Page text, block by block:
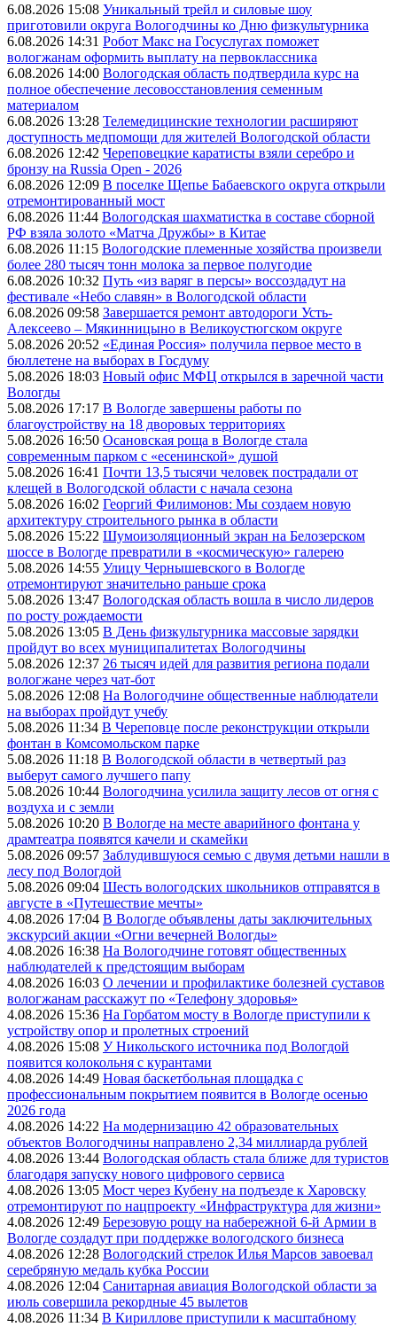
6.08.2026 15:08 Уникальный трейл и силовые шоу
приготовили округа Вологодчины ко Дню физкультурника
6.08.2026 14:31 Робот Макс на Госуслугах поможет
вологжанам оформить выплату на первоклассника
6.08.2026 14:00 Вологодская область подтвердила курс на
полное обеспечение лесовосстановления семенным
материалом
6.08.2026 13:28 Телемедицинские технологии расширяют
доступность медпомощи для жителей Вологодской области
6.08.2026 12:42 Череповецкие каратисты взяли серебро и
бронзу на Russia Open - 2026
6.08.2026 12:09 В поселке Щепье Бабаевского округа открыли
отремонтированный мост
6.08.2026 11:44 Вологодская шахматистка в составе сборной
РФ взяла золото «Матча Дружбы» в Китае
6.08.2026 11:15 Вологодские племенные хозяйства произвели
более 280 тысяч тонн молока за первое полугодие
6.08.2026 10:32 Путь «из варяг в персы» воссоздадут на
фестивале «Небо славян» в Вологодской области
6.08.2026 09:58 Завершается ремонт автодороги Усть-
Алексеево – Мякинницыно в Великоустюгском округе
5.08.2026 20:52 «Единая Россия» получила первое место в
бюллетене на выборах в Госдуму
5.08.2026 18:03 Новый офис МФЦ открылся в заречной части
Вологды
5.08.2026 17:17 В Вологде завершены работы по
благоустройству на 18 дворовых территориях
5.08.2026 16:50 Осановская роща в Вологде стала
современным парком с «есенинской» душой
5.08.2026 16:41 Почти 13,5 тысячи человек пострадали от
клещей в Вологодской области с начала сезона
5.08.2026 16:02 Георгий Филимонов: Мы создаем новую
архитектуру строительного рынка в области
5.08.2026 15:22 Шумоизоляционный экран на Белозерском
шоссе в Вологде превратили в «космическую» галерею
5.08.2026 14:55 Улицу Чернышевского в Вологде
отремонтируют значительно раньше срока
5.08.2026 13:47 Вологодская область вошла в число лидеров
по росту рождаемости
5.08.2026 13:05 В День физкультурника массовые зарядки
пройдут во всех муниципалитетах Вологодчины
5.08.2026 12:37 26 тысяч идей для развития региона подали
вологжане через чат-бот
5.08.2026 12:08 На Вологодчине общественные наблюдатели
на выборах пройдут учебу
5.08.2026 11:34 В Череповце после реконструкции открыли
фонтан в Комсомольском парке
5.08.2026 11:18 В Вологодской области в четвертый раз
выберут самого лучшего папу
5.08.2026 10:44 Вологодчина усилила защиту лесов от огня с
воздуха и с земли
5.08.2026 10:20 В Вологде на месте аварийного фонтана у
драмтеатра появятся качели и скамейки
5.08.2026 09:57 Заблудившуюся семью с двумя детьми нашли в
лесу под Вологдой
5.08.2026 09:04 Шесть вологодских школьников отправятся в
августе в «Путешествие мечты»
4.08.2026 17:04 В Вологде объявлены даты заключительных
экскурсий акции «Огни вечерней Вологды»
4.08.2026 16:38 На Вологодчине готовят общественных
наблюдателей к предстоящим выборам
4.08.2026 16:03 О лечении и профилактике болезней суставов
вологжанам расскажут по «Телефону здоровья»
4.08.2026 15:36 На Горбатом мосту в Вологде приступили к
устройству опор и пролетных строений
4.08.2026 15:08 У Никольского источника под Вологдой
появится колокольня с курантами
4.08.2026 14:49 Новая баскетбольная площадка с
профессиональным покрытием появится в Вологде осенью
2026 года
4.08.2026 14:22 На модернизацию 42 образовательных
объектов Вологодчины направлено 2,34 миллиарда рублей
4.08.2026 13:44 Вологодская область стала ближе для туристов
благодаря запуску нового цифрового сервиса
4.08.2026 13:05 Мост через Кубену на подъезде к Харовску
отремонтируют по нацпроекту «Инфраструктура для жизни»
4.08.2026 12:49 Березовую рощу на набережной 6-й Армии в
Вологде создадут при поддержке вологодского бизнеса
4.08.2026 12:28 Вологодский стрелок Илья Марсов завоевал
серебряную медаль кубка России
4.08.2026 12:04 Санитарная авиация Вологодской области за
июль совершила рекордные 45 вылетов
4.08.2026 11:34 В Кириллове приступили к масштабному